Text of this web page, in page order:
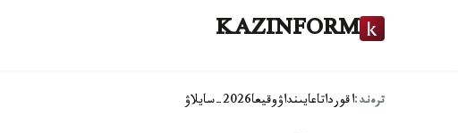
KAZINFORM
ترەند:اقورداتاعايىنداۋوقيعا2026-سايلاۋ